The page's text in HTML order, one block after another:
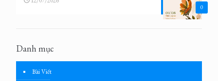
0
Danh mục
Bài Viết